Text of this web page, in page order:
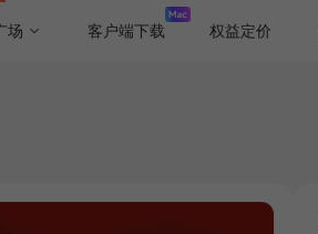
场 客户端下载 权益定价